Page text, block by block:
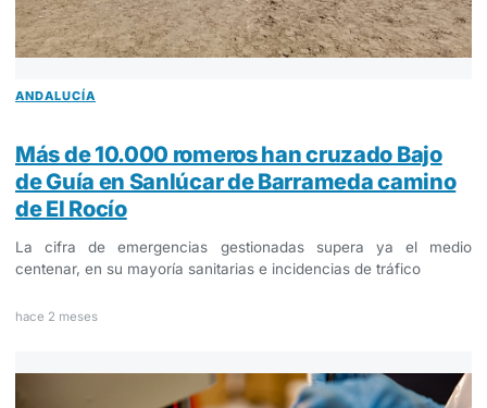
ANDALUCÍA
Más de 10.000 romeros han cruzado Bajo
de Guía en Sanlúcar de Barrameda camino
de El Rocío
La cifra de emergencias gestionadas supera ya el medio
centenar, en su mayoría sanitarias e incidencias de tráfico
hace 2 meses